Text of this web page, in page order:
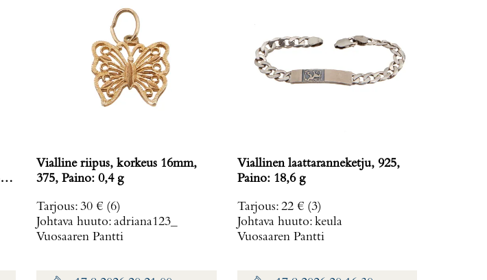
Vialline riipus, korkeus 16mm,
375, Paino: 0,4 g
Tarjous: 30 € (6)
Johtava huuto: adriana123_
Vuosaaren Pantti
Viallinen laattaranneketju, 925,
Paino: 18,6 g
Tarjous: 22 € (3)
Johtava huuto: keula
Vuosaaren Pantti